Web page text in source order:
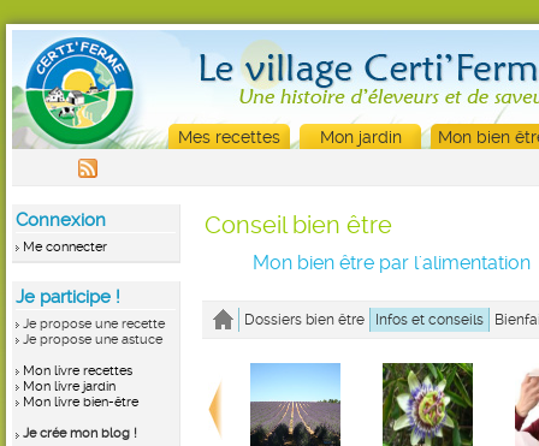
Mes recettes Mon jardin Mon bien
Connexion
Me connecter
Je participe !
Je propose une recette
Je propose une astuce
Mon livre recettes
Mon livre jardin
Mon livre bien-être
Je crée mon blog !
Conseil bien être
Mon bien être par l'alimentation
Dossiers bien être Infos et conseils